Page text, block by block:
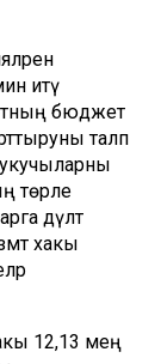
итү
бюджет
таләп
укучыларны
төрле
дәүләт
хакы
12,13 мең